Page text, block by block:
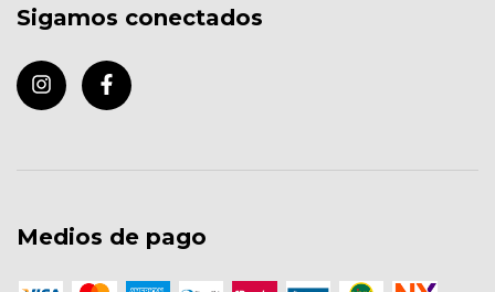
Sigamos conectados
Medios de pago